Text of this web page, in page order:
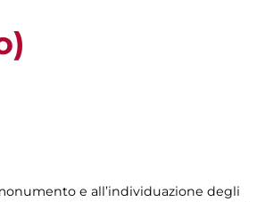
e all’individuazione degli